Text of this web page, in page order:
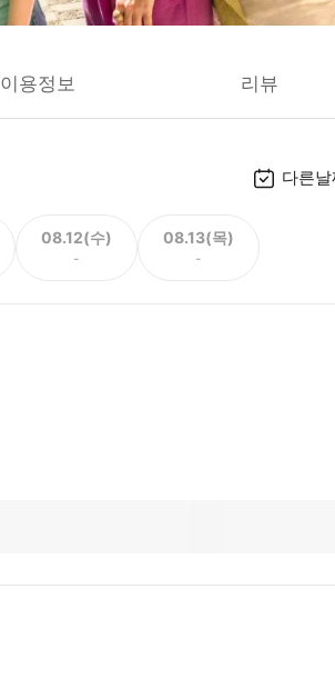
이용정보 리뷰
다른
08.12(수)
-
08.13(목)
-